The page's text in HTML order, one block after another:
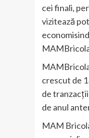
cei finali,
vizitează
crescut de
de
de anul
MAM